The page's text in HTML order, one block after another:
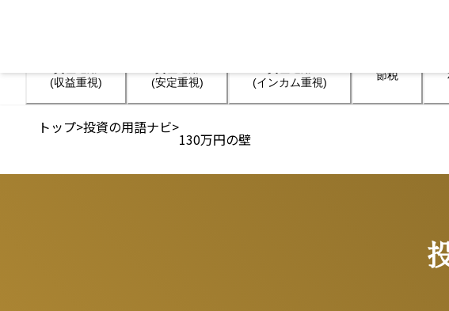
(収益重視)
(安定重視)
(インカム重視)
節税
トップ>投資の用語ナビ>
130万円の壁